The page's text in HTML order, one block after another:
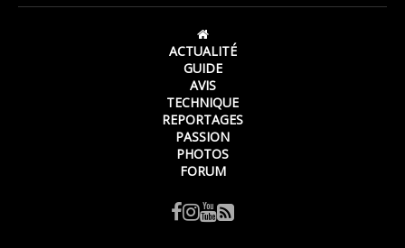
ACTUALITÉ
GUIDE
AVIS
TECHNIQUE
REPORTAGES
PASSION
PHOTOS
FORUM